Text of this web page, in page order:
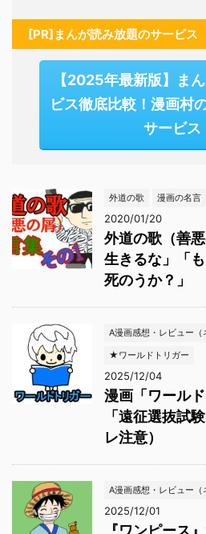
[PR]まんが読み放題のサービス
【2025年最新版】ま
ビス徹底比較！漫画村
サービス
外道の歌 漫画の名言
2020/01/20
外道の歌（善
生きるな」「
死のうか？」
A漫画感想・レビュー（
★ワールドトリガー
2025/12/04
漫画「ワール
「遠征選抜
レ注意）
A漫画感想・レビュー（
2025/12/01
『ワンピース